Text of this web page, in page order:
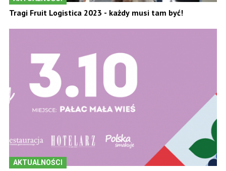
Tragi Fruit Logistica 2023 - każdy musi tam być!
AKTUALNOŚCI